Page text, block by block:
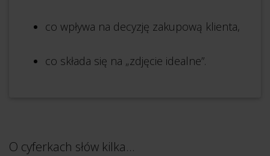
co wpływa na decyzję zakupową klienta,
co składa się na „zdjęcie idealne”.
O cyferkach słów kilka…